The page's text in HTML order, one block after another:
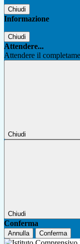
Chiudi
Informazione
Chiudi
Attendere...
Attendere il
Chiudi
Chiudi
Conferma
Annulla Conferma